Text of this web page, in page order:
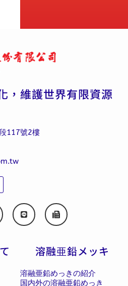
，維護世界有限資源
117號2樓
溶融亜鉛メッキ
溶融亜鉛めっきの紹介
国内外の溶融亜鉛めっき